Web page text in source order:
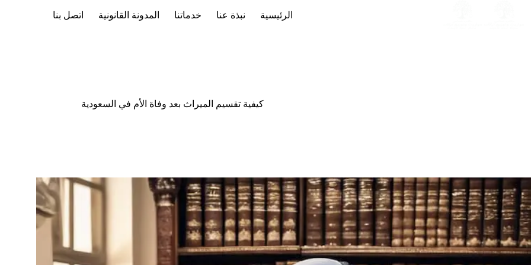
الرئيسية نبذة عنا خدماتنا المدونة القانونية اتصل بنا
كيفية تقسيم الميراث بعد وفاة الأم في السعودية